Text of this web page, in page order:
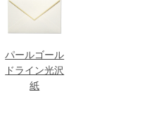
パールゴール
ドライン光沢
紙